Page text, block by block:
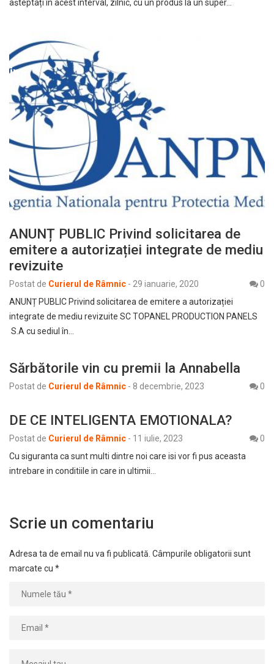
așteptați în acest interval, zilnic, cu un produs la un super…
ANUNȚ PUBLIC Privind solicitarea de
emitere a autorizației integrate de mediu
revizuite
Postat de Curierul de Râmnic - 29 ianuarie, 2020
0
ANUNȚ PUBLIC Privind solicitarea de emitere a autorizației
integrate de mediu revizuite SC TOPANEL PRODUCTION PANELS
S.A cu sediul în…
Sărbătorile vin cu premii la Annabella
Postat de Curierul de Râmnic - 8 decembrie, 2023 0
DE CE INTELIGENTA EMOTIONALA?
Postat de Curierul de Râmnic - 11 iulie, 2023
0
Cu siguranta ca sunt multi dintre noi care isi vor fi pus aceasta
intrebare in conditiile in care in ultimii…
Scrie un comentariu
Adresa ta de email nu va fi publicată. Câmpurile obligatorii sunt
marcate cu *